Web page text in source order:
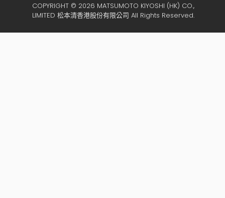
COPYRIGHT © 2026 MATSUMOTO KIYOSHI (HK) CO.,
LIMITED 松本清香港股份有限公司 All Rights Reserved.